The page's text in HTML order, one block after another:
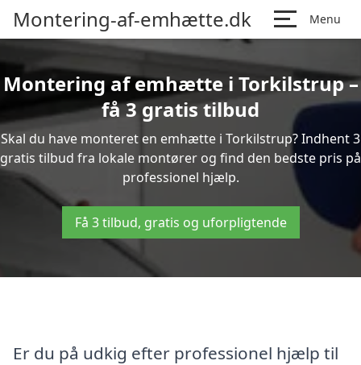
Montering-af-emhætte.dk Menu
Montering af emhætte i Torkilstrup –
få 3 gratis tilbud
Skal du have monteret en emhætte i Torkilstrup? Indhent 3
gratis tilbud fra lokale montører og find den bedste pris på
professionel hjælp.
Få 3 tilbud, gratis og uforpligtende
Er du på udkig efter professionel hjælp til